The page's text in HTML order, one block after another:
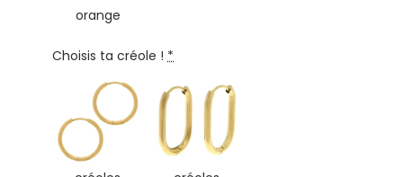
orange
Choisis ta créole ! *